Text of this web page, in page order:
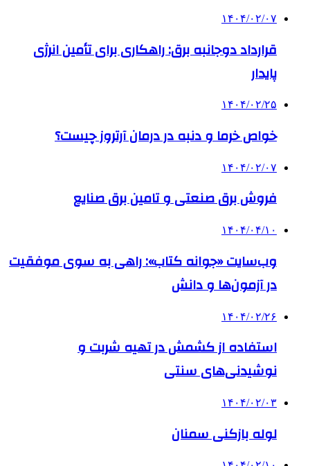
۱۴۰۴/۰۲/۰۷
قرارداد دوجانبه برق: راهکاری برای تأمین انرژی
پایدار
۱۴۰۴/۰۲/۲۵
خواص خرما و دنبه در درمان آرتروز چیست؟
۱۴۰۴/۰۲/۰۷
فروش برق صنعتی و تامین برق صنایع
۱۴۰۴/۰۴/۱۰
وب‌سایت «جوانه کتاب»: راهی به سوی موفقیت
در آزمون‌ها و دانش
۱۴۰۴/۰۲/۲۶
استفاده از کشمش در تهیه شربت و
نوشیدنی‌های سنتی
۱۴۰۴/۰۲/۰۳
لوله بازکنی سمنان